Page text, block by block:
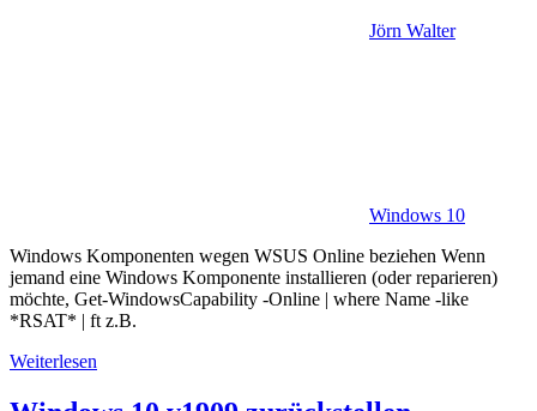
Jörn Walter
Windows 10
Windows Komponenten wegen WSUS Online beziehen Wenn
jemand eine Windows Komponente installieren (oder reparieren)
möchte, Get-WindowsCapability -Online | where Name -like
*RSAT* | ft z.B.
Weiterlesen